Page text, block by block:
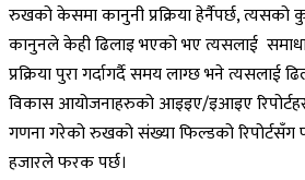
रुखको केसमा कानुनी प्रक्रिया हेर्नैपर्छ,
कानुनले केही ढिलाइ भएको भए त्यसलाई
प्रक्रिया पुरा गर्दागर्दै समय लाग्छ भने त्यसलाई
विकास आयोजनाहरुको आइइए/इआइए
गणना गरेको रुखको संख्या फिल्डको
हजारले फरक पर्छ।